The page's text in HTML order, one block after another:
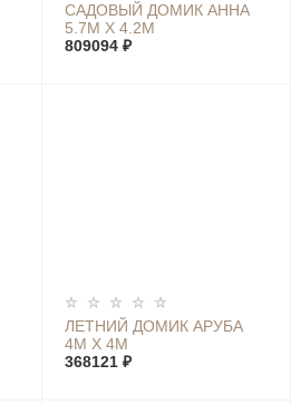
САДОВЫЙ ДОМИК АННА
5.7М Х 4.2М
809094 ₽
ЛЕТНИЙ ДОМИК АРУБА
4М Х 4М
368121 ₽